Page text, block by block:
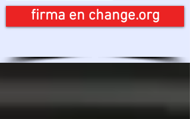
firma en change.org